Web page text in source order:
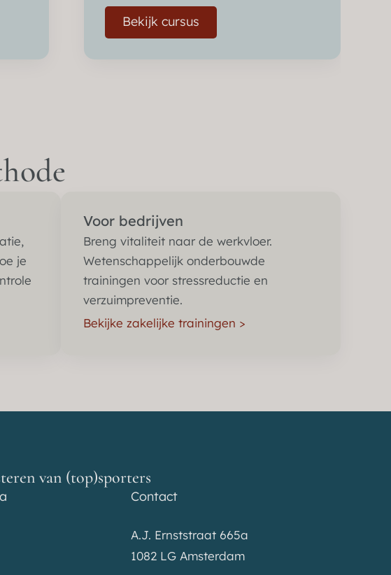
Bekijk cursus
je
Voor bedrijven
Breng vitaliteit naar de werkvloer.
Wetenschappelijk onderbouwde
trainingen voor stressreductie en
verzuimpreventie.
Bekijke zakelijke trainingen >
van (top)sporters
Contact
A.J. Ernststraat 665a
1082 LG Amsterdam